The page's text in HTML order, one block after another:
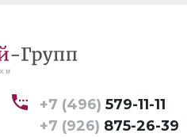
+7 (496) 579-11-11
+7 (926) 875-26-39